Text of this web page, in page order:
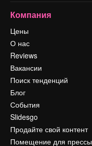
Компания
Цены
О нас
Reviews
Вакансии
Поиск тенденций
Блог
События
Slidesgo
Продайте свой контент
Помещение для прессы